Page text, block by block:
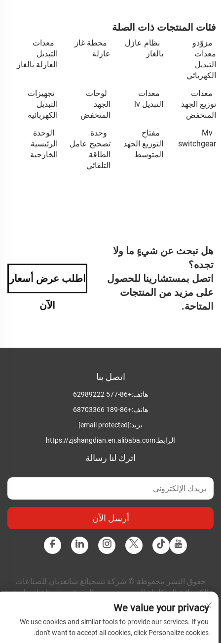
فئات المنتجات ذات الصلة
مزوّدو
معدات
التبديل
الكهربائي
نظام عازل
بالغاز
محطة غاز
عازلة
معدات
التبديل
العازلة بالغاز
معدات
توزيع الجهد
المنخفض
معدات
التبديل lv
لوحات
الجهد
المنخفض
تجهيزات
التبديل
الكهربائية
Mv
switchgear
مفتاح
التوزيع الجهد
المتوسط
وحدة
تصحيح عامل
الطاقة
التلقائي
الوحدة
الرئيسية
الخارجية
هل تبحث عن شيءٍ ما ولا
تجده؟
اتصل بمستشارينا للحصول
على مزيد من المنتجات
المتاحة.
اطلب عرض أسعار
الآن
اتصل بنا
هاتف:+86-577 62989222
هاتف:+86-189 68703366
بريد:[email protected]
الرابط:https://zjshangdian.en.alibaba.com
اترك لنا رسالة
أرسل الآن
حقوق النشر محفوظة © شركة تشجيانغ شانغديان للصناعات
الكهربائية المتكاملة المحدودة. جميع الحقوق محفوظة |سياسة
الخصوصية
We value your privacy
We use cookies and similar tools to provide our services. If you
don't want to accept all cookies, click Personalize cookies.